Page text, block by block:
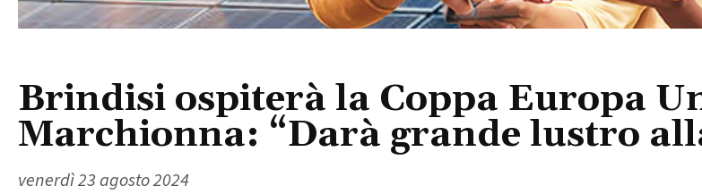
Brindisi ospiterà la Coppa Europa
Marchionna: “Darà grande lustro
venerdì 23 agosto 2024